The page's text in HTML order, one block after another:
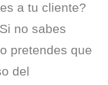
a tu cliente?
no sabes
pretendes que
del